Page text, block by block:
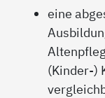
eine
(Kinder-)